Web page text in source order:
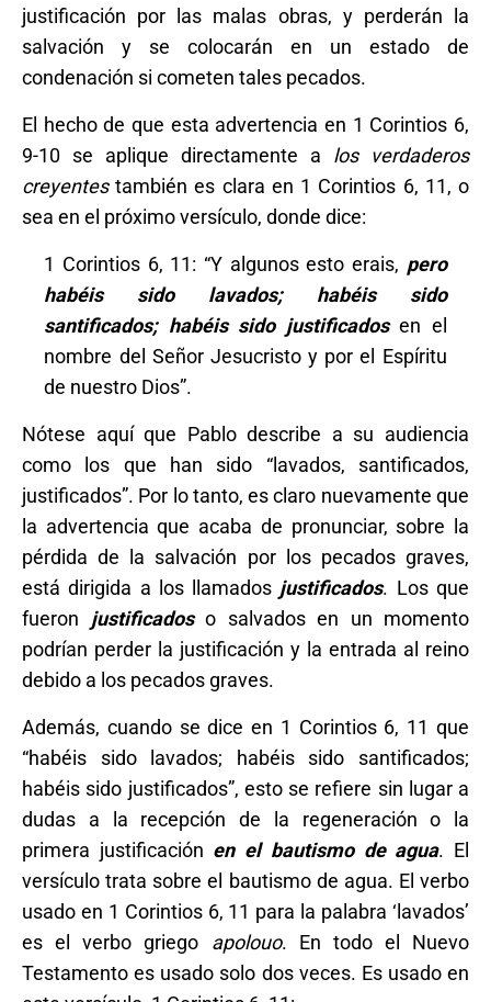
justificación por las malas obras, y perderán la
salvación y se colocarán en un estado de
condenación si cometen tales pecados.
El hecho de que esta advertencia en 1 Corintios 6,
9-10 se aplique directamente a los verdaderos
creyentestambién es clara en 1 Corintios 6, 11, o
sea en el próximo versículo, donde dice:
1 Corintios 6, 11: “Y algunos esto erais, pero
habéis sido lavados; habéis sido
santificados; habéis sido justificadosen el
nombre del Señor Jesucristo y por el Espíritu
de nuestro Dios”.
Nótese aquí que Pablo describe a su audiencia
como los que han sido “lavados, santificados,
justificados”. Por lo tanto, es claro nuevamente que
la advertencia que acaba de pronunciar, sobre la
pérdida de la salvación por los pecados graves,
está dirigida a los llamados justificados. Los que
fueron justificadoso salvados en un momento
podrían perder la justificación y la entrada al reino
debido a los pecados graves.
Además, cuando se dice en 1 Corintios 6, 11 que
“habéis sido lavados; habéis sido santificados;
habéis sido justificados”, esto se refiere sin lugar a
dudas a la recepción de la regeneración o la
primera justificación en el bautismo de agua. El
versículo trata sobre el bautismo de agua. El verbo
usado en 1 Corintios 6, 11 para la palabra ‘lavados’
es el verbo griego apolouo. En todo el Nuevo
Testamento es usado solo dos veces. Es usado en